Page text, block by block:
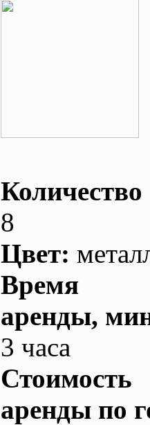
Количество
8
Цвет:
Время
аренды,
3 часа
Стоимость
аренды по